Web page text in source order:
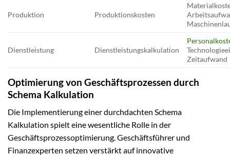
Produktion Produktionskosten
Dienstleistung Dienstleistungskalkulation
Zeitaufwand
Optimierung von Geschäftsprozessen durch
Schema Kalkulation
Die Implementierung einer durchdachten Schema
Kalkulation spielt eine wesentliche Rolle in der
Geschäftsprozessoptimierung. Geschäftsführer und
Finanzexperten setzen verstärkt auf innovative